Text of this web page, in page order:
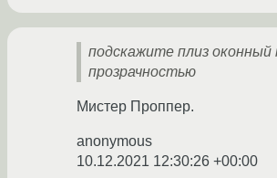
подскажите плиз оконный
прозрачностью
Мистер Проппер.
anonymous
10.12.2021 12:30:26 +00:00